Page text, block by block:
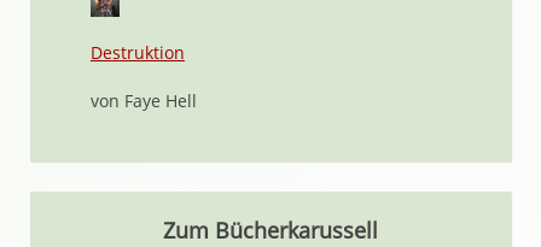
Destruktion
von Faye Hell
Zum Bücherkarussell